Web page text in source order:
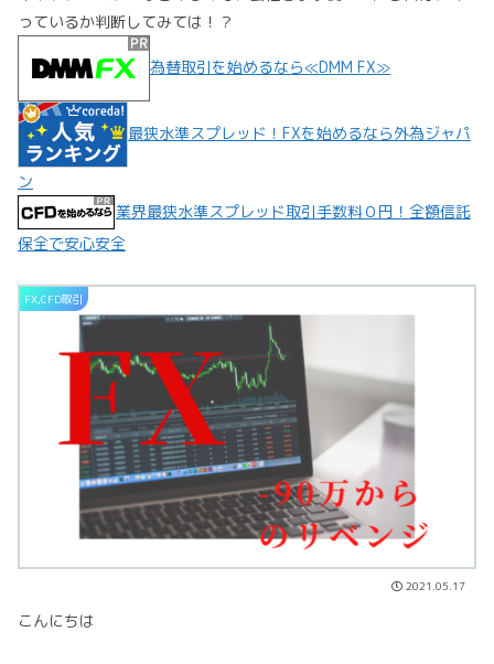
っているか判断してみては！？
為替取引を始めるなら≪DMM FX≫
最狭水準スプレッド！FXを始めるなら外為ジャパ
ン
業界最狭水準スプレッド取引手数料０円！全額信託
保全で安心安全
FX,CFD取引
2021.05.17
こんにちは